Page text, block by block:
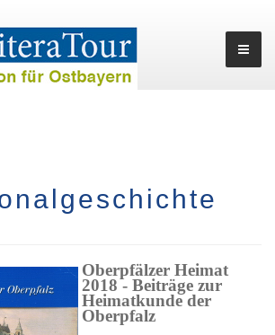
Oberpfälzer Heimat
2018 - Beiträge zur
Heimatkunde der
Oberpfalz